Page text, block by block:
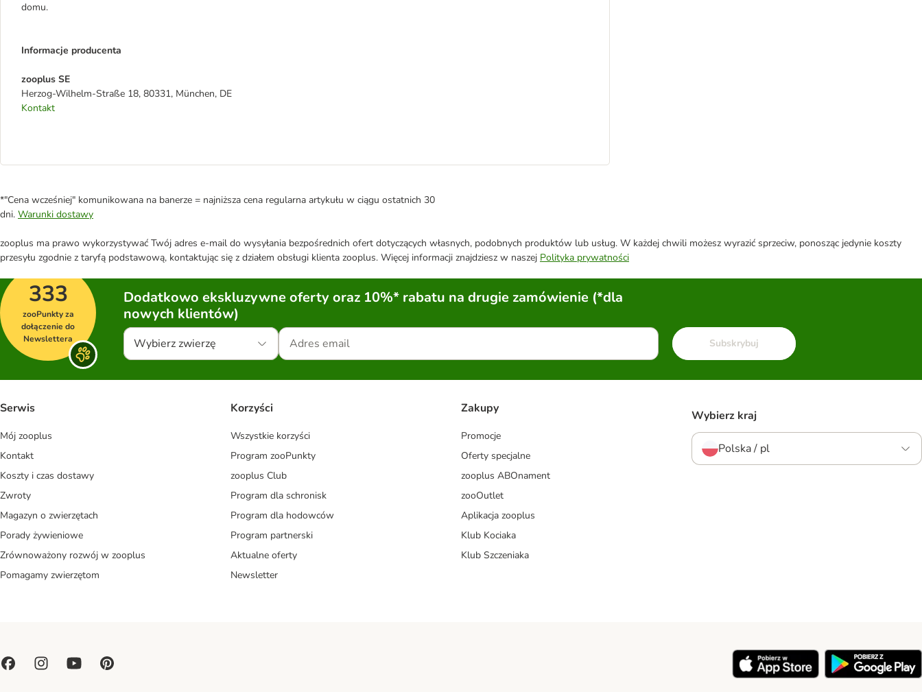
domu.
Informacje producenta
zooplus SE
Herzog-Wilhelm-Straße 18, 80331, München, DE
Kontakt
*"Cena wcześniej" komunikowana na banerze = najniższa cena regularna artykułu w ciągu ostatnich 30
dni. Warunki dostawy
zooplus ma prawo wykorzystywać Twój adres e-mail do wysyłania bezpośrednich ofert dotyczących własnych, podobnych produktów lub usług. W każdej chwili możesz wyrazić sprzeciw, ponosząc jedynie koszty
przesyłu zgodnie z taryfą podstawową, kontaktując się z działem obsługi klienta zooplus. Więcej informacji znajdziesz w naszej Polityka prywatności
333
zooPunkty za
dołączenie do
Newslettera
Dodatkowo ekskluzywne oferty oraz 10%* rabatu na drugie zamówienie (*dla
nowych klientów)
Wybierz zwierzę Subskrybuj
Serwis
Mój zooplus
Kontakt
Koszty i czas dostawy
Zwroty
Magazyn o zwierzętach
Porady żywieniowe
Zrównoważony rozwój w zooplus
Pomagamy zwierzętom
Korzyści
Wszystkie korzyści
Program zooPunkty
zooplus Club
Program dla schronisk
Program dla hodowców
Program partnerski
Aktualne oferty
Newsletter
Zakupy
Promocje
Oferty specjalne
zooplus ABOnament
zooOutlet
Aplikacja zooplus
Klub Kociaka
Klub Szczeniaka
Wybierz kraj
Polska / pl